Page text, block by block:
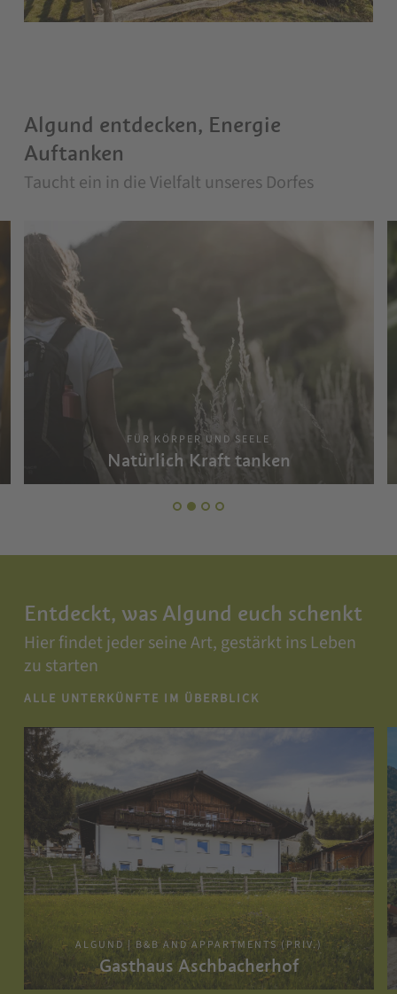
Atemberaubend
Algund und seine Berge schenken Ruhe,
Algund entdecken, Energie
Auftanken
Taucht ein in die Vielfalt unseres Dorfes
FÜR KÖRPER UND SEELE
Natürlich Kraft tanken
Entdeckt, was Algund euch schenkt
Hier findet jeder seine Art, gestärkt ins Leben
zu starten
ALLE UNTERKÜNFTE IM ÜBERBLICK
ALGUND | B&B AND APPARTMENTS (PRIV.)
Gasthaus Aschbacherhof